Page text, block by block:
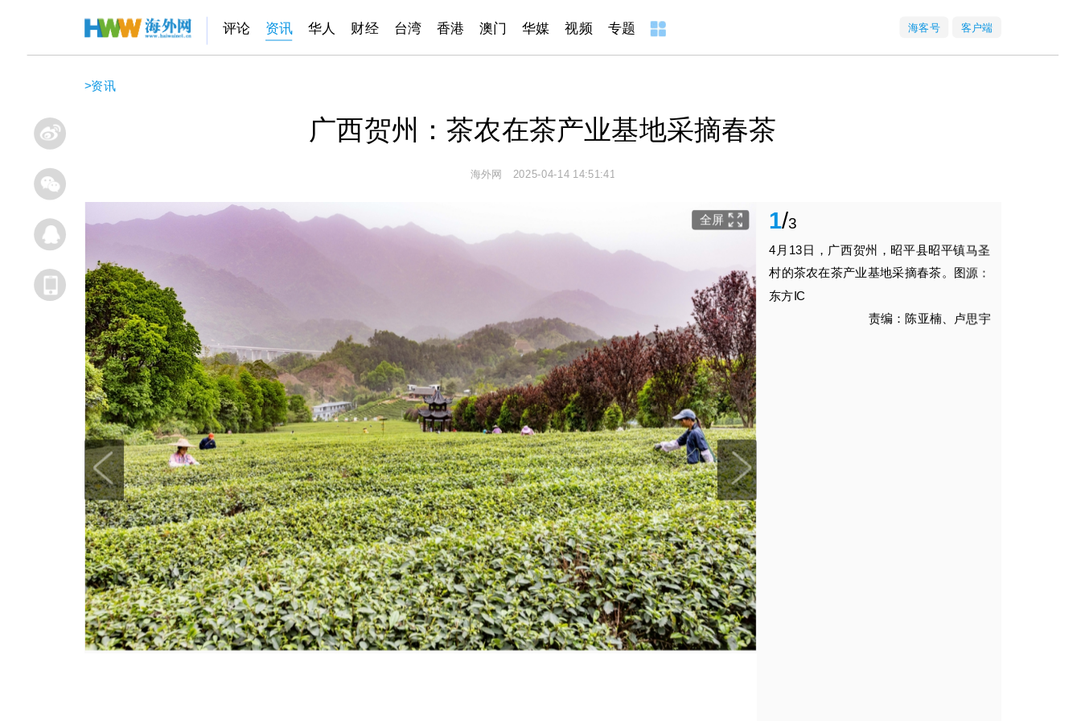
评论 资讯 华人 财经 台湾 香港 澳门 华媒 视频 专题 海客号 客户端
>资讯
广西贺州：茶农在茶产业基地采摘春茶
海外网 2025-04-14 14:51:41
1/3
4月13日，广西贺州，昭平县昭平镇马圣
村的茶农在茶产业基地采摘春茶。图源：
东方IC
责编：陈亚楠、卢思宇
全屏